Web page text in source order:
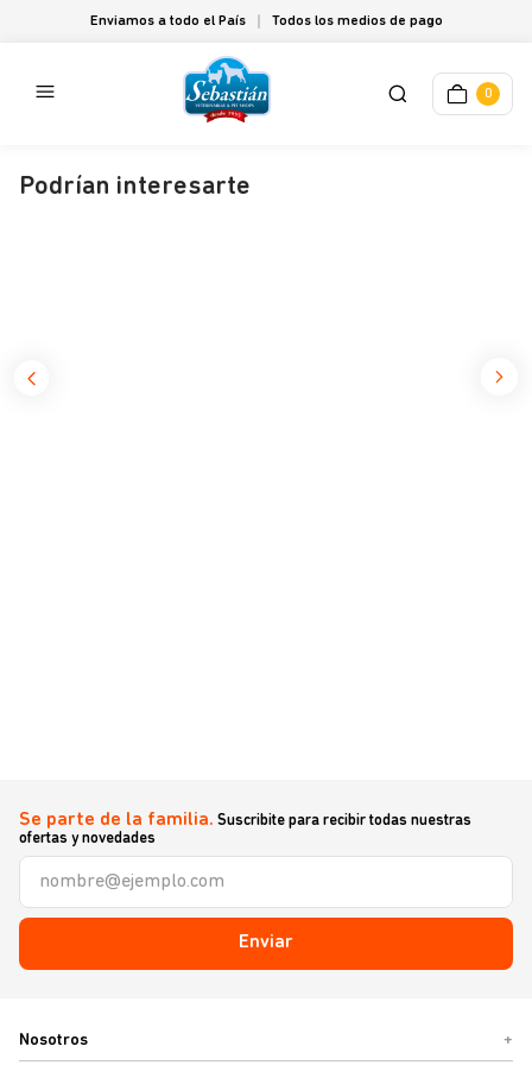
Enviamos a todo el País Todos los medios de pago
0
Podrían interesarte
Se parte de la familia. Suscribite para recibir todas nuestras
ofertas y novedades
Enviar
Nosotros +